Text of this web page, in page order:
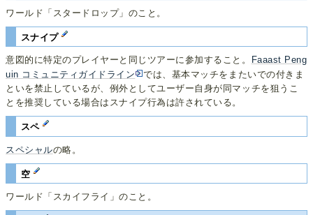
ワールド「スタードロップ」のこと。
スナイプ
意図的に特定のプレイヤーと同じツアーに参加すること。
Faaast Peng
uin コミュニティガイドライン
では、基本マッチをまたいでの付きま
といを禁止しているが、例外としてユーザー自身が同マッチを狙うこ
とを推奨している場合はスナイプ行為は許されている。
スペ
スペシャルの略。
空
ワールド「スカイフライ」のこと。